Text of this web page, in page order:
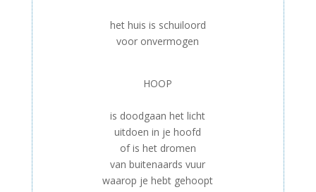
het huis is schuiloord
voor onvermogen
HOOP
is doodgaan het licht
uitdoen in je hoofd
of is het dromen
van buitenaards vuur
waarop je hebt gehoopt